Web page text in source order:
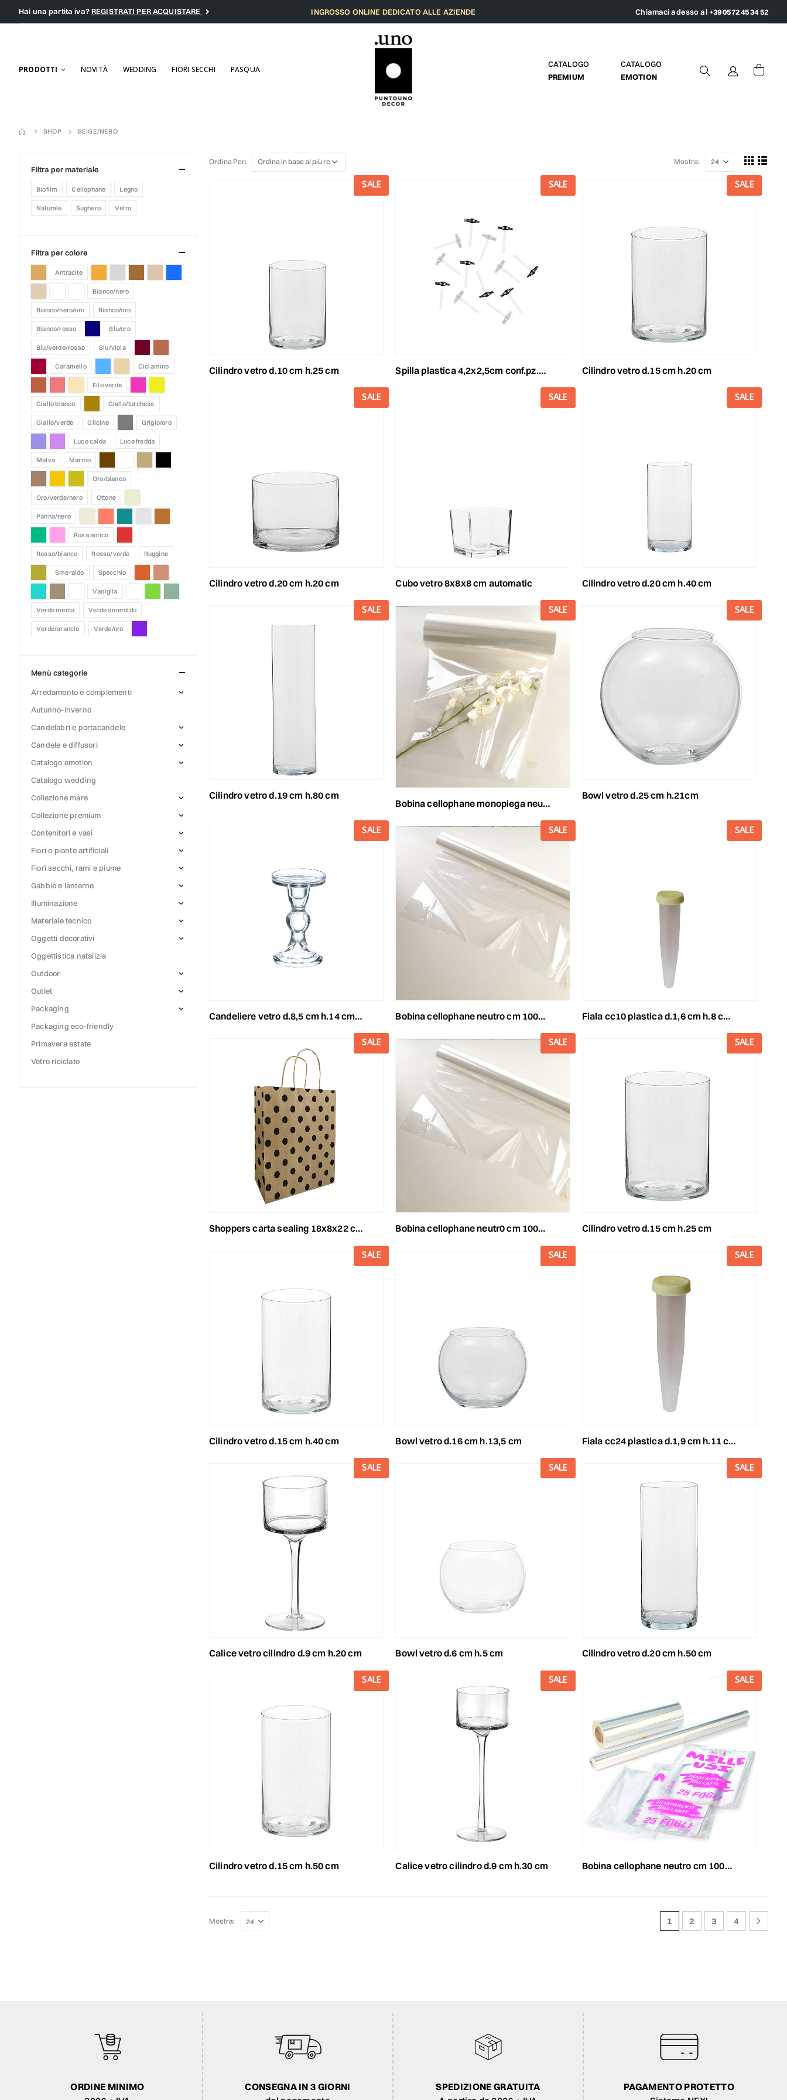
Hai una partita iva?REGISTRATI PER ACQUISTARE INGROSSO ONLINE DEDICATO ALLE AZIENDE Chiamaci adesso al +39 0572 45 34 52
PRODOTTI NOVITÀ WEDDING FIORI SECCHI PASQUA
CATALOGO
PREMIUM
CATALOGO
EMOTION
SHOP BEIGE/NERO
Ordina Per: Mostra:
SALE
cilindro vetro d.10 cm h.25 cm
SALE
spilla plastica 4,2x2,5cm conf.pz.50 flor clip trasparente
SALE
cilindro vetro d.15 cm h.20 cm
SALE
cilindro vetro d.20 cm h.20 cm
SALE
cubo vetro 8x8x8 cm automatic
SALE
cilindro vetro d.20 cm h.40 cm
SALE
cilindro vetro d.19 cm h.80 cm
SALE
bobina cellophane monopiega neutro cm 50x250 mt 30my (s/scat.)
SALE
bowl vetro d.25 cm h.21cm
SALE
candeliere vetro d.8,5 cm h.14 cm trasparente
SALE
bobina cellophane neutro cm 100x120 mt 35my
SALE
fiala cc10 plastica d.1,6 cm h.8 cm conf.pz.100
SALE
shoppers carta sealing 18x8x22 cm -pois- conf. pz.50 avana/nero
SALE
bobina cellophane neutr0 cm 100x100 mt 30my
SALE
cilindro vetro d.15 cm h.25 cm
SALE
cilindro vetro d.15 cm h.40 cm
SALE
bowl vetro d.16 cm h.13,5 cm
SALE
fiala cc24 plastica d.1,9 cm h.11 cm conf.pz.100
SALE
calice vetro cilindro d.9 cm h.20 cm
SALE
bowl vetro d.6 cm h.5 cm
SALE
cilindro vetro d.20 cm h.50 cm
SALE
cilindro vetro d.15 cm h.50 cm
SALE
calice vetro cilindro d.9 cm h.30 cm
SALE
bobina cellophane neutro cm 100x120 mt 40my
Mostra: 1 2 3 4
filtra per materiale
biofilm cellophane legno
naturale sughero vetro
filtra per colore
antracite
bianco/nero
bianco/nero/oro bianco/oro
bianco/rosso blu/oro
blu/verde/rosso blu/viola
caramello ciclamino
filo verde
giallo bianco giallo/turchese
giallo/verde glicine grigio/oro
luce calda luce fredda
malva marmo
oro/bianco
oro/verde/nero ottone
panna/nero
rosa antico
rosso/bianco rosso/verde ruggine
smeraldo specchio
vaniglia
verde menta verde smeraldo
verde/arancio verde/oro
menù categorie
arredamento e complementi
autunno-inverno
candelabri e portacandele
candele e diffusori
catalogo emotion
catalogo wedding
collezione mare
collezione premium
contenitori e vasi
fiori e piante artificiali
fiori secchi, rami e piume
gabbie e lanterne
illuminazione
materiale tecnico
oggetti decorativi
oggettistica natalizia
outdoor
outlet
packaging
packaging eco-friendly
primavera estate
vetro riciclato
ORDINE MINIMO
CONSEGNA IN 3 GIORNI
SPEDIZIONE GRATUITA
PAGAMENTO PROTETTO